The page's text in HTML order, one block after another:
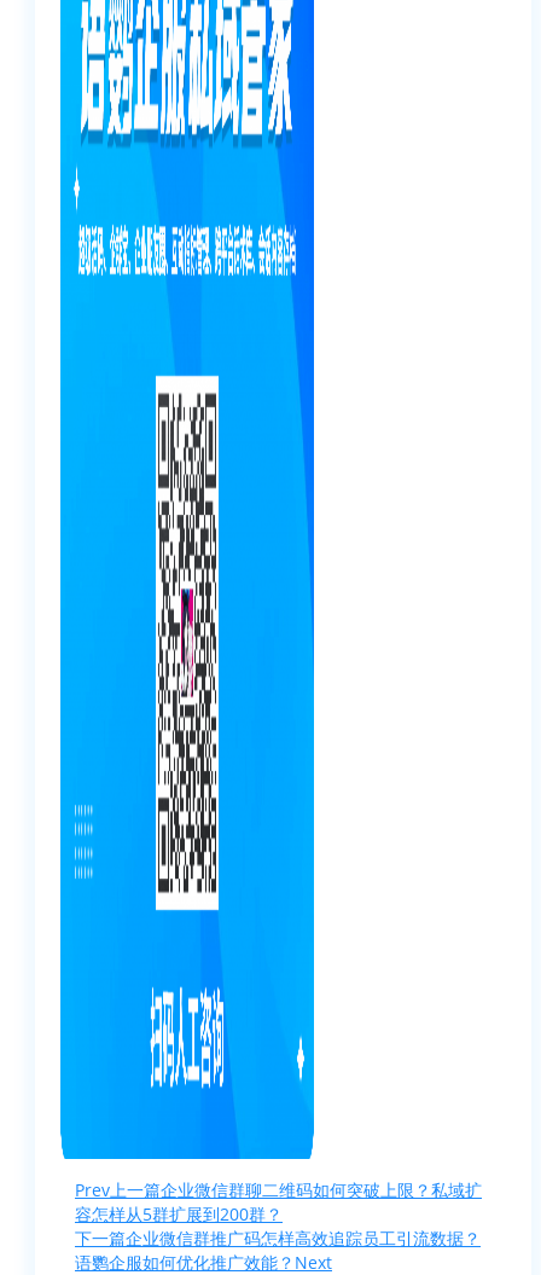
Prev上一篇企业微信群聊二维码如何突破上限？私域扩
容怎样从5群扩展到200群？
下一篇企业微信群推广码怎样高效追踪员工引流数据？
语鹦企服如何优化推广效能？ Next